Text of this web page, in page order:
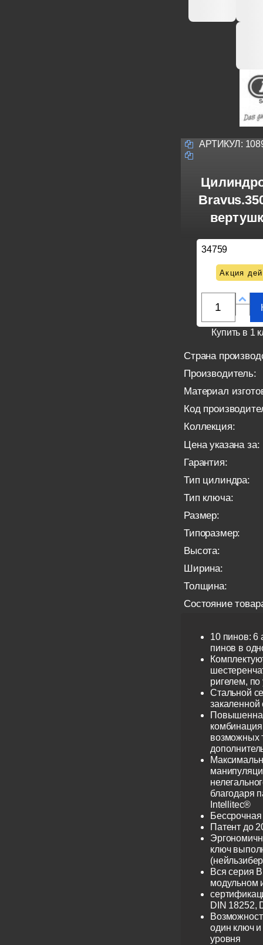
АРТИКУЛ:
34759
Акция
Купить в 1
Страна
Производитель:
Материал
Код
Коллекция:
Цена указана за:
Гарантия:
Тип цилиндра:
Тип ключа:
Размер:
Типоразмер:
Высота:
Ширина:
Толщина:
Состояние
10 пинов: 6
пинов в
ригелем,
Стальной
закаленной
возможных
благодаря
Intellitec®
Патент до
ключ
Вся серия
модульном
DIN 18252,
один ключ и
уровня